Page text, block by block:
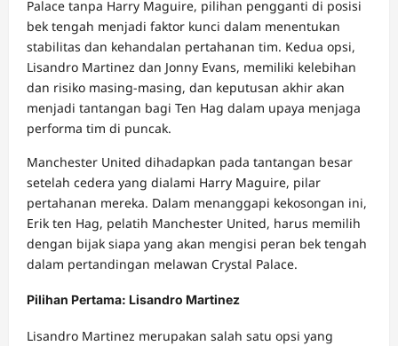
Palace tanpa Harry Maguire, pilihan pengganti di posisi
bek tengah menjadi faktor kunci dalam menentukan
stabilitas dan kehandalan pertahanan tim. Kedua opsi,
Lisandro Martinez dan Jonny Evans, memiliki kelebihan
dan risiko masing-masing, dan keputusan akhir akan
menjadi tantangan bagi Ten Hag dalam upaya menjaga
performa tim di puncak.
Manchester United dihadapkan pada tantangan besar
setelah cedera yang dialami Harry Maguire, pilar
pertahanan mereka. Dalam menanggapi kekosongan ini,
Erik ten Hag, pelatih Manchester United, harus memilih
dengan bijak siapa yang akan mengisi peran bek tengah
dalam pertandingan melawan Crystal Palace.
Pilihan Pertama: Lisandro Martinez
Lisandro Martinez merupakan salah satu opsi yang